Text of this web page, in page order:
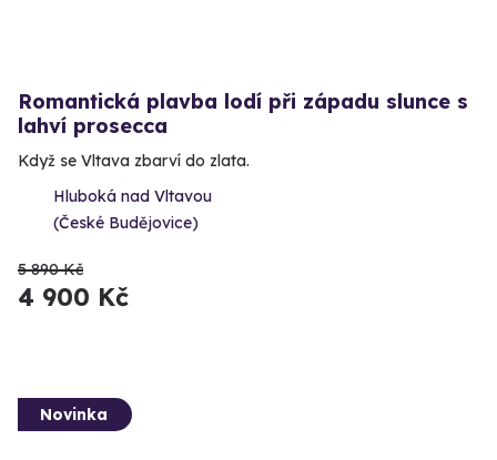
Romantická plavba lodí při západu slunce s
lahví prosecca
Když se Vltava zbarví do zlata.
Hluboká nad Vltavou
(České Budějovice)
5 890 Kč
4 900 Kč
Novinka